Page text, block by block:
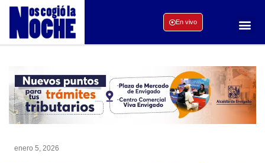
En vivo
enero 5, 2026